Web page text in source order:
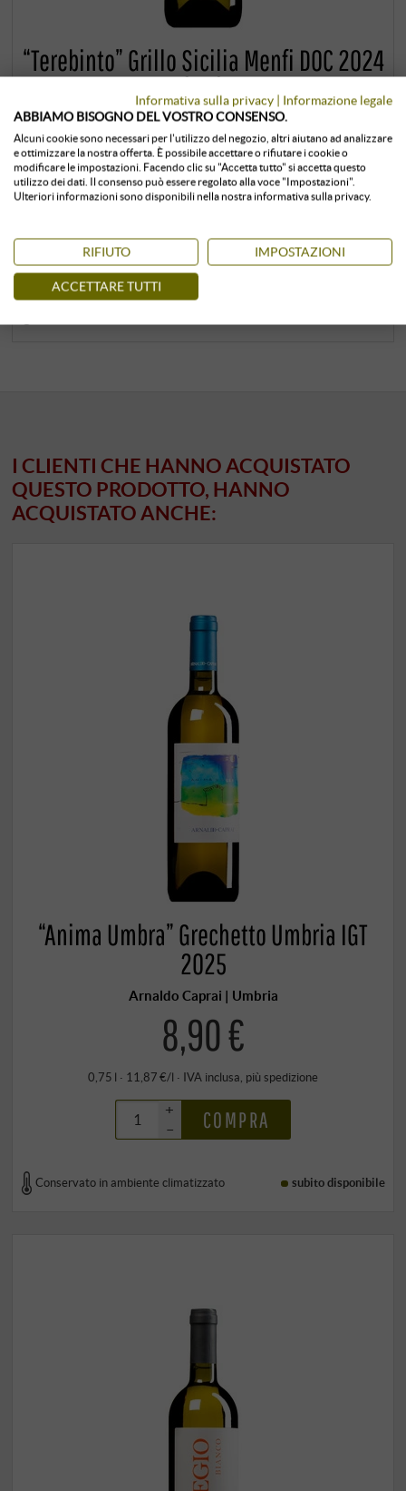
“Terebinto” Grillo Sicilia Menfi DOC 2024
(BIO)
Planeta | Cantina Ulmo | Sicilia
11,90 € 10,99 €
0,75 l · 14,65 €/l
+
COMPRA
I CLIENTI CHE HANNO ACQUISTATO
QUESTO PRODOTTO, HANNO
ACQUISTATO ANCHE:
“Anima Umbra” Grechetto Umbria IGT
2025
Arnaldo Caprai | Umbria
8,90 €
0,75 l · 11,87 €/l · IVA inclusa , più spedizione
+
–
COMPRA
Conservato in ambiente climatizzato subito disponibile
Informativa sulla privacy | Informazione legale
ABBIAMO BISOGNO DEL VOSTRO CONSENSO.
Alcuni cookie sono necessari per l'utilizzo del negozio, altri aiutano ad analizzare
e ottimizzare la nostra offerta. È possibile accettare o rifiutare i cookie o
modificare le impostazioni. Facendo clic su "Accetta tutto" si accetta questo
utilizzo dei dati. Il consenso può essere regolato alla voce "Impostazioni".
Ulteriori informazioni sono disponibili nella nostra informativa sulla privacy.
RIFIUTO IMPOSTAZIONI
ACCETTARE TUTTI